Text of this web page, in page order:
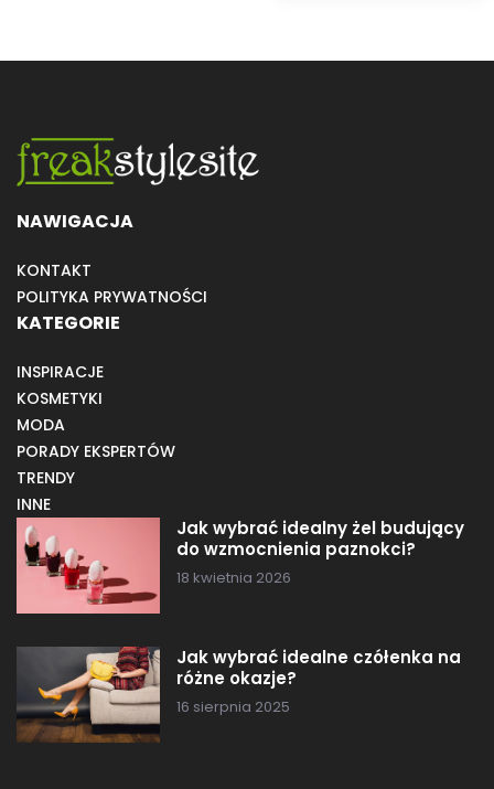
NAWIGACJA
KONTAKT
POLITYKA PRYWATNOŚCI
KATEGORIE
INSPIRACJE
KOSMETYKI
MODA
PORADY EKSPERTÓW
TRENDY
INNE
Jak wybrać idealny żel budujący
do wzmocnienia paznokci?
18 kwietnia 2026
Jak wybrać idealne czółenka na
różne okazje?
16 sierpnia 2025